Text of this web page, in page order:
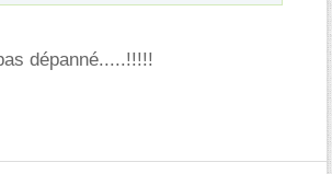
dépanné.....!!!!!